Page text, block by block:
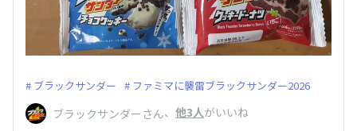
ブラックサンダー ファミマに襲雷ブラックサンダー2026
ブラックサンダーさん、 他3人がいいね